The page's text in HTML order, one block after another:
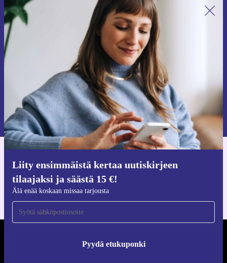
Liity ensimmäistä kertaa uutiskirjeen
tilaajaksi ja säästä 15 €!
Älä enää koskaan missaa tarjousta
Pyydä etukuponki
Liity ensimmäistä kertaa uutiskirjeen
tilaajaksi ja säästä 15 €!
Älä missaa enää yhtäkään tarjousta.
Pyydä etukuponki
Lisätietoja henkilötietojen käytöstä löydättietosuojaselosteestamme.
iOS:lle ja Androidille